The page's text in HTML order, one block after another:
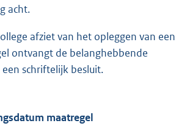
acht.
afziet van het opleggen van een
ontvangt de belanghebbende
een schriftelijk besluit.
maatregel